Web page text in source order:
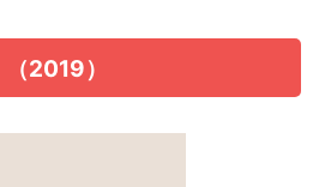
2019）